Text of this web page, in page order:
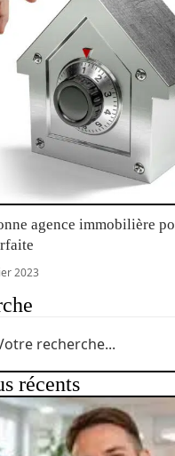
agence immobilière
2023
récents